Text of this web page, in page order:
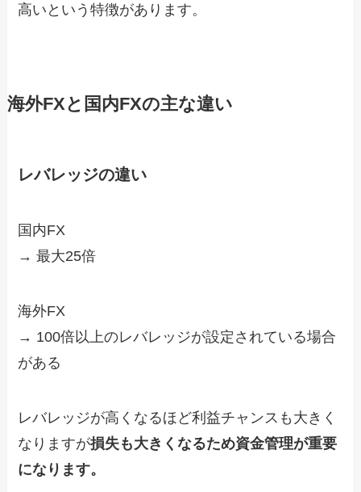
高いという特徴があります。
海外FXと国内FXの主な違い
レバレッジの違い
国内FX
→ 最大25倍
海外FX
→ 100倍以上のレバレッジが設定されている場合
がある
レバレッジが高くなるほど利益チャンスも大きく
なりますが損失も大きくなるため資金管理が重要
になります。